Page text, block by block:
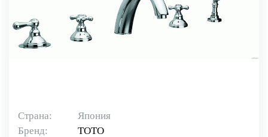
Страна:
Япония
Бренд:
TOTO